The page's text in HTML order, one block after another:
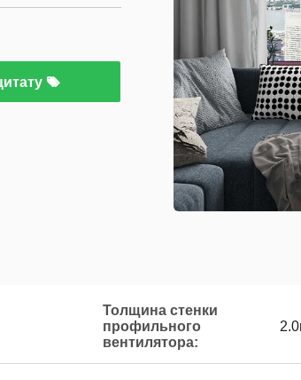
Толщина стенки
профильного
вентилятора: